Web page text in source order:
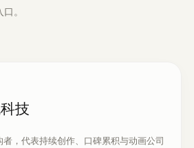
。
技
，代表持续创作、口碑累积与动画公司